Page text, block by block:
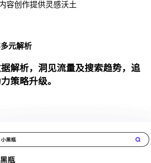
容创作提供灵感沃土
元解析
解析，洞见流量及搜索趋势，追
策略升级。